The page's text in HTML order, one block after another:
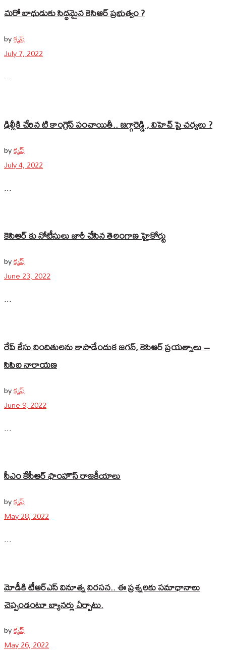
మరో బాధుడుకు సిద్ధమైన కెసిఆర్ ప్రభుత్వం ?
byకృష్
July 7, 2022
...
ఢిల్లీకి చేరిన టి కాంగ్రెస్ పంచాయితీ.. జగ్గారెడ్డి , విహెచ్ పై చర్యలు ?
byకృష్
July 4, 2022
...
కెసిఆర్ కు నోటీసులు జారీ చేసిన తెలంగాణ హైకోర్టు
byకృష్
June 23, 2022
...
రేప్ కేసు నిందితులను కాపాడేందుక జగన్, కెసిఆర్ ప్రయత్నాలు –
సిపిఐ నారాయణ
byకృష్
June 9, 2022
...
సీఎం కేసీఆర్ ఫాంహౌస్ రాజకీయాలు
byకృష్
May 28, 2022
...
మోడీకి టీఆర్ఎస్ వినూత్న నిరసన.. ఈ ప్రశ్నలకు సమాధానాలు
చెప్పండంటూ బ్యానర్లు ఏర్పాటు.
byకృష్
May 26, 2022